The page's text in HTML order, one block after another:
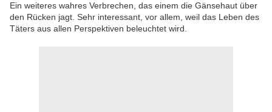
Ein weiteres wahres Verbrechen, das einem die Gänsehaut über
den Rücken jagt. Sehr interessant, vor allem, weil das Leben des
Täters aus allen Perspektiven beleuchtet wird.